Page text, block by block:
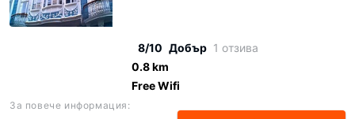
8/10 Добър 1 отзива
0.8 km
Free Wifi
За повече информация: